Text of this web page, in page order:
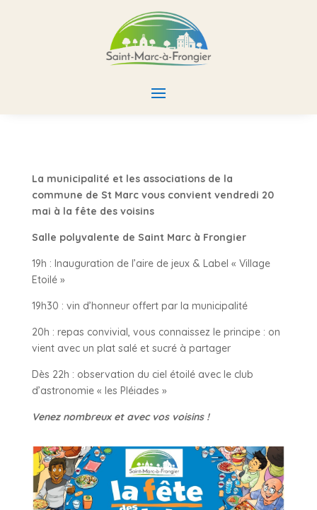
La municipalité et les associations de la
commune de St Marc vous convient vendredi 20
mai à la fête des voisins
Salle polyvalente de Saint Marc à Frongier
19h : Inauguration de l’aire de jeux & Label « Village
Etoilé »
19h30 : vin d’honneur offert par la municipalité
20h : repas convivial, vous connaissez le principe : on
vient avec un plat salé et sucré à partager
Dès 22h : observation du ciel étoilé avec le club
d’astronomie « les Pléiades »
Venez nombreux et avec vos voisins !